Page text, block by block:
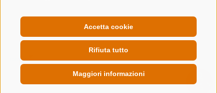
identificare i dispositivi in base alle informazioni trasmesse
automaticamente, utilizzare dati di geolocalizzazione precisi,
riconoscere i dispositivi in base a informazioni richieste attivamente.
Puoi liberamente prestare, rifiutare o revocare il tuo consenso
senza incorrere in limitazioni sostanziali. Cliccando su "Accetta
cookie," acconsenti all'uso di cookie e strumenti simili. Utilizza il
pulsante "Gestisci Preferenze" per personalizzare le tue scelte o
"Rifiuta tutto" per proseguire senza cookie non strettamente
Accetta cookie
Rifiuta tutto
Maggiori informazioni
CREDITS
MwSt. IT00167870211 - Str. Nr. 81000090217
QUICKLINKS